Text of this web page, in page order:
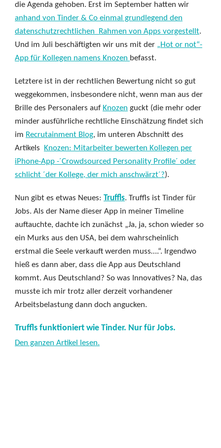
die Agenda gehoben. Erst im September hatten wir
anhand von Tinder & Co einmal grundlegend den
datenschutzrechtlichen Rahmen von Apps vorgestellt.
Und im Juli beschäftigten wir uns mit der „Hot or not“-
App für Kollegen namens Knozen befasst.
Letztere ist in der rechtlichen Bewertung nicht so gut
weggekommen, insbesondere nicht, wenn man aus der
Brille des Personalers auf Knozen guckt (die mehr oder
minder ausführliche rechtliche Einschätzung findet sich
im Recrutainment Blog, im unteren Abschnitt des
Artikels
Knozen: Mitarbeiter bewerten Kollegen per
iPhone-App -´Crowdsourced Personality Profile´ oder
schlicht ´der Kollege, der mich anschwärzt´?).
Nun gibt es etwas Neues: Truffls. Truffls ist Tinder für
Jobs. Als der Name dieser App in meiner Timeline
auftauchte, dachte ich zunächst „Ja, ja, schon wieder so
ein Murks aus den USA, bei dem wahrscheinlich
erstmal die Seele verkauft werden muss….“. Irgendwo
hieß es dann aber, dass die App aus Deutschland
kommt. Aus Deutschland? So was Innovatives? Na, das
musste ich mir trotz aller derzeit vorhandener
Arbeitsbelastung dann doch angucken.
Truffls funktioniert wie Tinder. Nur für Jobs.
Den ganzen Artikel lesen.